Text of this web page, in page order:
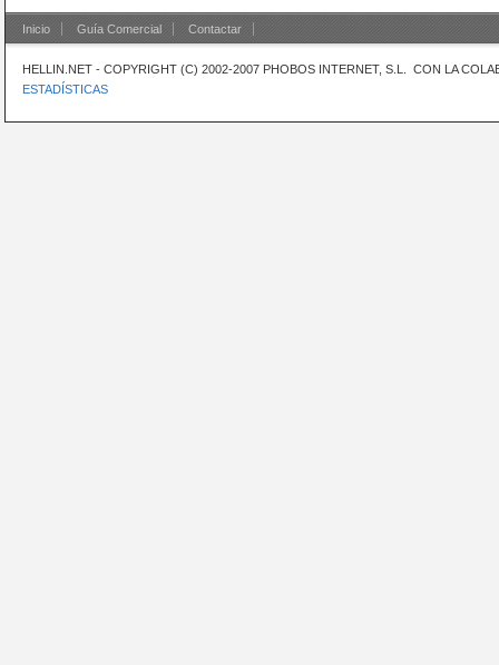
Inicio Guía Comercial Contactar
HELLIN.NET - COPYRIGHT (C) 2002-2007 PHOBOS INTERNET, S.L. CON LA
ESTADÍSTICAS